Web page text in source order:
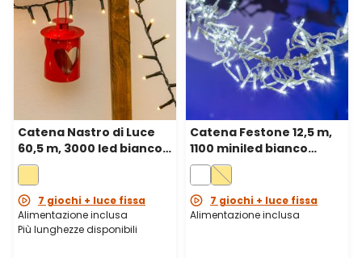
Catena Nastro di Luce
60,5 m, 3000 led bianco
caldo, cavo verde
7 giochi + luce fissa
Alimentazione inclusa
Più lunghezze disponibili
Catena Festone 12,5 m,
1100 miniled bianco
freddo, cavo
trasparente
7 giochi + luce fissa
Alimentazione inclusa